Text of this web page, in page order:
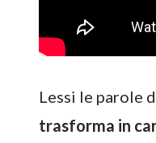
Lessi le parole
trasforma in